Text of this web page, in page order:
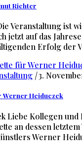
Richter
Veranstaltung ist
jetzt auf das
Erfolg
|3.
Werner Heiduczek
Liebe Kollegen
an dessen
Werner